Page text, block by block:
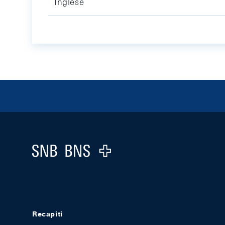
Inglese
Logo
Recapiti